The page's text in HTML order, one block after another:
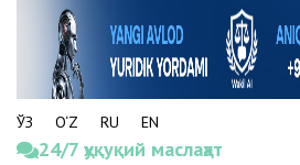
ЎЗ O‘Z RU EN
24/7 ҳуқуқий маслаҳат